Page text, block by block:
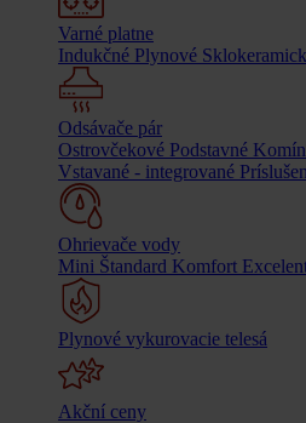
Varné platne
Indukčné Plynové
Odsávače pár
Ostrovčekové Podstavné
Vstavané - integrované
Ohrievače vody
Mini Štandard Komfort
Plynové vykurovacie telesá
Akční ceny